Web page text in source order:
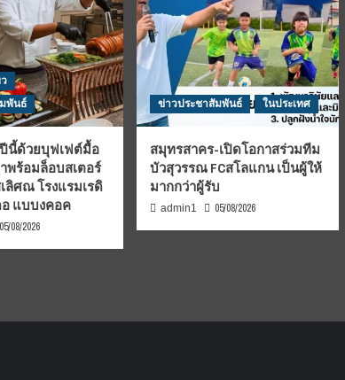
พันธ์
นี้ด้วยบุฟเฟต์มื้อ
พร้อมล็อบสเตอร์
ลิศณ โรงแรมเรดิ
อ แบบงคอค
05/08/2026
ข่าวประชาสัมพันธ์ ในประเทศ
สมุทรสาคร-เปิดโอกาสร่วมทีม
บัวสุวรรณ FCสโลแกน เป็นผู้ให้
มากกว่าผู้รับ
admin1 05/08/2026